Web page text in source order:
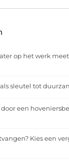
op het werk
sleutel tot
een
Kies een